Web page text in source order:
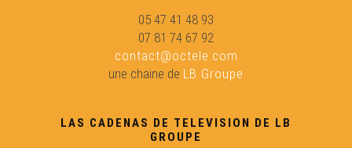
05 47 41 48 93
07 81 74 67 92
contact@octele.com
une chaine de LB Groupe
LAS CADENAS DE TELEVISION DE LB
GROUPE